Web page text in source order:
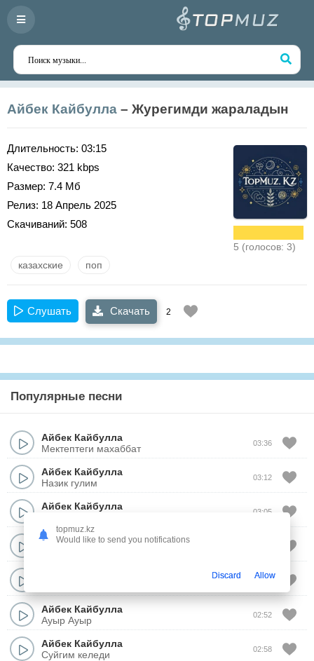
Айбек Кайбулла – Журегимди жараладын
Длительность: 03:15
Качество: 321 kbps
Размер: 7.4 Мб
Релиз: 18 Апрель 2025
Скачиваний: 508
5 (голосов: 3)
казахские поп
Слушать Скачать 2
Популярные песни
Айбек Кайбулла
Мектептеги махаббат
03:36
Айбек Кайбулла
Назик гулим
03:12
Айбек Кайбулла
03:05
Айбек Кайбулла
03:18
Айбек Кайбулла
Ауыр Ауыр
02:52
Айбек Кайбулла
Суйгим келеди
02:58
topmuz.kz
Would like to send you notifications
Discard Allow